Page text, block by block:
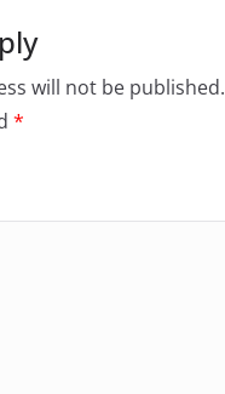
will not be published.
*